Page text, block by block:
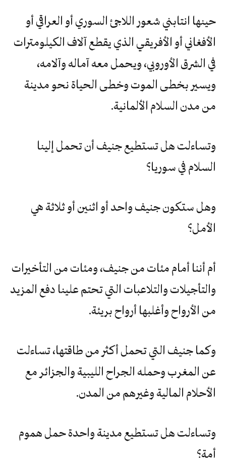
حينها انتابني شعور اللاجئ السوري أو العراقي أو
الأفغاني أو الأفريقي الذي يقطع آلاف الكيلومترات
في الشرق الأوروبي، ويحمل معه آماله وآلامه،
ويسير بخطى الموت وخطى الحياة نحو مدينة
من مدن السلام الألمانية.
وتساءلت هل تستطيع جنيف أن تحمل إلينا
السلام في سوريا؟
وهل ستكون جنيف واحد أو اثنين أو ثلاثة هي
الأمل؟
أم أننا أمام مئات من جنيف، ومئات من التأخيرات
والتأجيلات والتلاعبات التي تحتم علينا دفع المزيد
من الأرواح وأغلبها أرواح بريئة.
وكما جنيف التي تحمل أكثر من طاقتها، تساءلت
عن المغرب وحمله الجراح الليبية والجزائر مع
الأحلام المالية وغيرهم من المدن.
وتساءلت هل تستطيع مدينة واحدة حمل هموم
أمة؟